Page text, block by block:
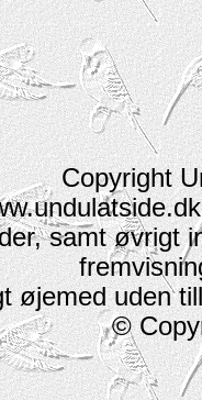
Copyright
samt øvrigt
øjemed uden
©